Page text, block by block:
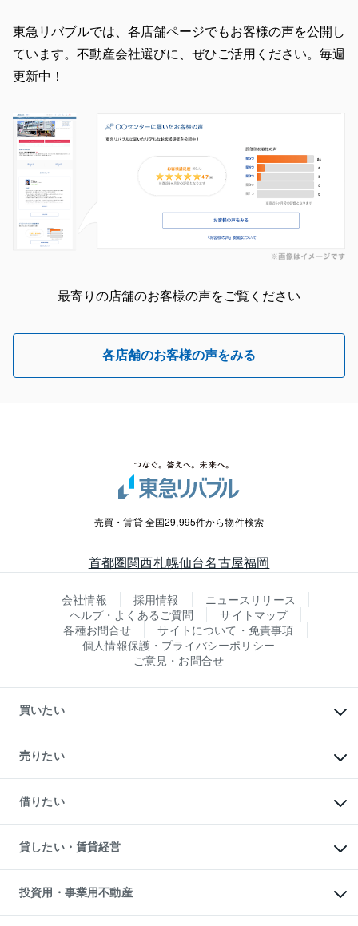
東急リバブルでは、各店舗ページでもお客様の声を公開し
ています。不動産会社選びに、ぜひご活用ください。毎週
更新中！
最寄りの店舗のお客様の声をご覧ください
各店舗のお客様の声をみる
売買・賃貸 全国29,995件から物件検索
首都圏関西札幌仙台名古屋福岡
会社情報 採用情報
ニュースリリース
ヘルプ・よくあるご質問
サイトマップ
各種お問合せ
サイトについて・免責事項
個人情報保護・プライバシーポリシー
ご意見・お問合せ
買いたい
新築・分譲マンションの購入
中古マンションの購入
一戸建ての購入
中古一戸建ての購入
不動産購入の流れ
注目キーワード物件特集
購入ガイド
English 繁体中文簡体中文
売りたい
一戸建ての売却・査定
土地の売却・査定
スピードAI査定
不動産査定について
不動産売却の流れ
不動産買換えの流れ
売却ガイド
借りたい
オフィス・店舗の賃貸
借りるときの流れ
借りるガイド
貸したい・賃貸経営
マンション賃料データ
賃貸管理プラン
リロケーションについて
投資用・事業用不動産